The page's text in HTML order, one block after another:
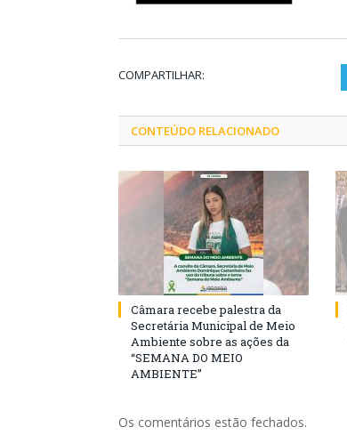
COMPARTILHAR:
CONTEÚDO RELACIONADO
Câmara recebe palestra da
Secretária Municipal de Meio
Ambiente sobre as ações da
“SEMANA DO MEIO
AMBIENTE”
Os comentários estão fechados.